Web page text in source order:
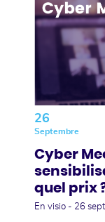
26
Septembre
Cyber
quel prix
En visio - 26